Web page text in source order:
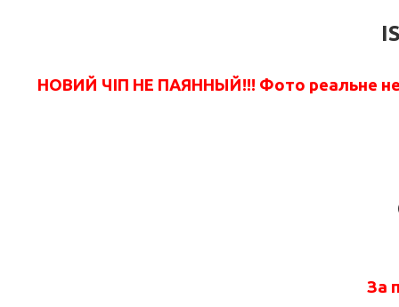
НОВИЙ ЧІП НЕ ПАЯННЫЙ!!! Фото реальне не
За